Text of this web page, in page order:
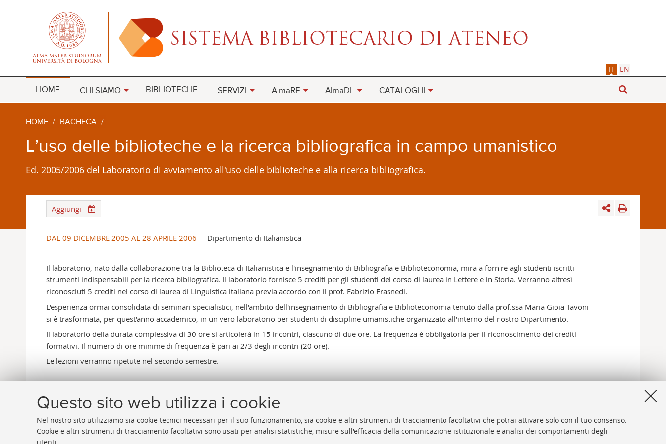
Questo sito web utilizza i cookie
Nel nostro sito utilizziamo sia cookie tecnici necessari per il suo funzionamento, sia cookie e altri strumenti di tracciamento facoltativi che potrai attivare solo con il tuo consenso.
Cookie e altri strumenti di tracciamento facoltativi sono usati per analisi statistiche, misure sull'efficacia della comunicazione istituzionale e analisi dei comportamenti degli
utenti.
IT EN
HOME CHI SIAMO BIBLIOTECHE SERVIZI AlmaRE AlmaDL CATALOGHI
HOME / BACHECA /
L’uso delle biblioteche e la ricerca bibliografica in campo umanistico
Ed. 2005/2006 del Laboratorio di avviamento all'uso delle biblioteche e alla ricerca bibliografica.
Aggiungi
DAL 09 DICEMBRE 2005 AL 28 APRILE 2006 Dipartimento di Italianistica
Il laboratorio, nato dalla collaborazione tra la Biblioteca di Italianistica e l'insegnamento di Bibliografia e Biblioteconomia, mira a fornire agli studenti iscritti
strumenti indispensabili per la ricerca bibliografica. Il laboratorio fornisce 5 crediti per gli studenti del corso di laurea in Lettere e in Storia. Verranno altresì
riconosciuti 5 crediti nel corso di laurea di Linguistica italiana previa accordo con il prof. Fabrizio Frasnedi.
L'esperienza ormai consolidata di seminari specialistici, nell'ambito dell'insegnamento di Bibliografia e Biblioteconomia tenuto dalla prof.ssa Maria Gioia Tavoni
si è trasformata, per quest'anno accademico, in un vero laboratorio per studenti di discipline umanistiche organizzato all'interno del nostro Dipartimento.
Il laboratorio della durata complessiva di 30 ore si articolerà in 15 incontri, ciascuno di due ore. La frequenza è obbligatoria per il riconoscimento dei crediti
formativi. Il numero di ore minime di frequenza è pari ai 2/3 degli incontri (20 ore).
Le lezioni verranno ripetute nel secondo semestre.